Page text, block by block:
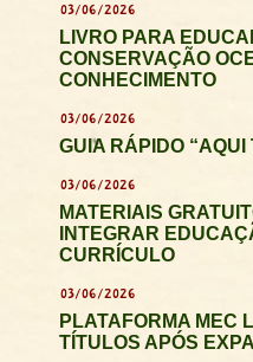
03/06/2026
LIVRO PARA
CONSERVAÇÃO
CONHECIMENTO
03/06/2026
GUIA RÁPIDO “AQUI
03/06/2026
MATERIAIS
INTEGRAR
CURRÍCULO
03/06/2026
PLATAFORMA MEC
TÍTULOS APÓS